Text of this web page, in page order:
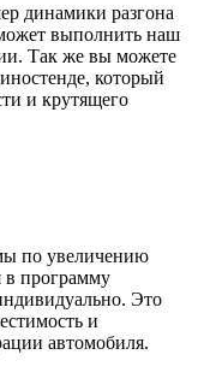
динамики разгона
выполнить наш
Так же вы можете
который
и крутящего
по увеличению
в программу
Это
и
автомобиля.